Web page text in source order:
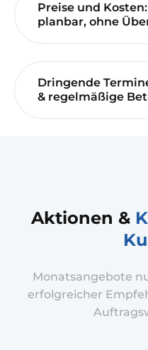
Preise und
planbar, ohne
Dringende
& regelmäßige
Aktionen &
Monatsangebote
erfolgreicher